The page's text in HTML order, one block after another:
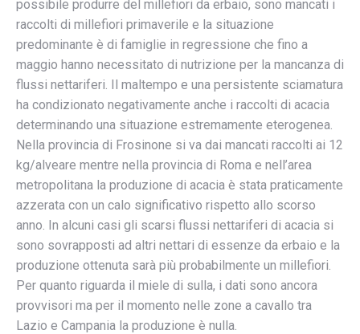
possibile produrre del millefiori da erbaio, sono mancati i
raccolti di millefiori primaverile e la situazione
predominante è di famiglie in regressione che fino a
maggio hanno necessitato di nutrizione per la mancanza di
flussi nettariferi. Il maltempo e una persistente sciamatura
ha condizionato negativamente anche i raccolti di acacia
determinando una situazione estremamente eterogenea.
Nella provincia di Frosinone si va dai mancati raccolti ai 12
kg/alveare mentre nella provincia di Roma e nell’area
metropolitana la produzione di acacia è stata praticamente
azzerata con un calo significativo rispetto allo scorso
anno. In alcuni casi gli scarsi flussi nettariferi di acacia si
sono sovrapposti ad altri nettari di essenze da erbaio e la
produzione ottenuta sarà più probabilmente un millefiori.
Per quanto riguarda il miele di sulla, i dati sono ancora
provvisori ma per il momento nelle zone a cavallo tra
Lazio e Campania la produzione è nulla.